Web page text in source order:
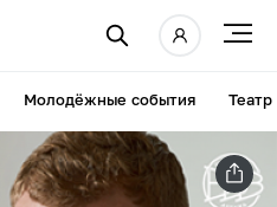
Молодёжные события Театр